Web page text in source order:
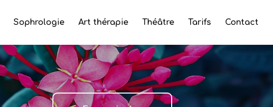
Sophrologie Art thérapie Théâtre Tarifs Contact